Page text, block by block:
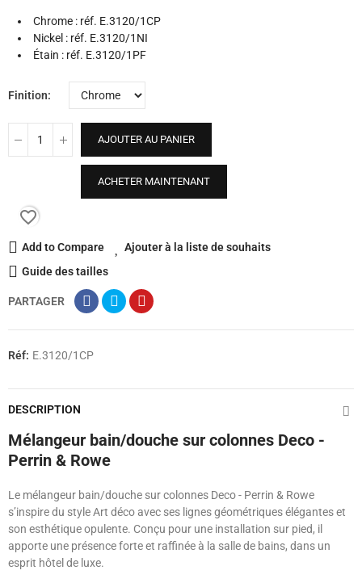
Chrome : réf. E.3120/1CP
Nickel : réf. E.3120/1NI
Étain : réf. E.3120/1PF
Finition
AJOUTER AU PANIER
ACHETER MAINTENANT
favorite_border
Add to Compare
Ajouter à la liste de souhaits
Guide des tailles
PARTAGER
Réf: E.3120/1CP
DESCRIPTION
Mélangeur bain/douche sur colonnes Deco -
Perrin & Rowe
Le mélangeur bain/douche sur colonnes Deco - Perrin & Rowe
s’inspire du style Art déco avec ses lignes géométriques élégantes et
son esthétique opulente. Conçu pour une installation sur pied, il
apporte une présence forte et raffinée à la salle de bains, dans un
esprit hôtel de luxe.